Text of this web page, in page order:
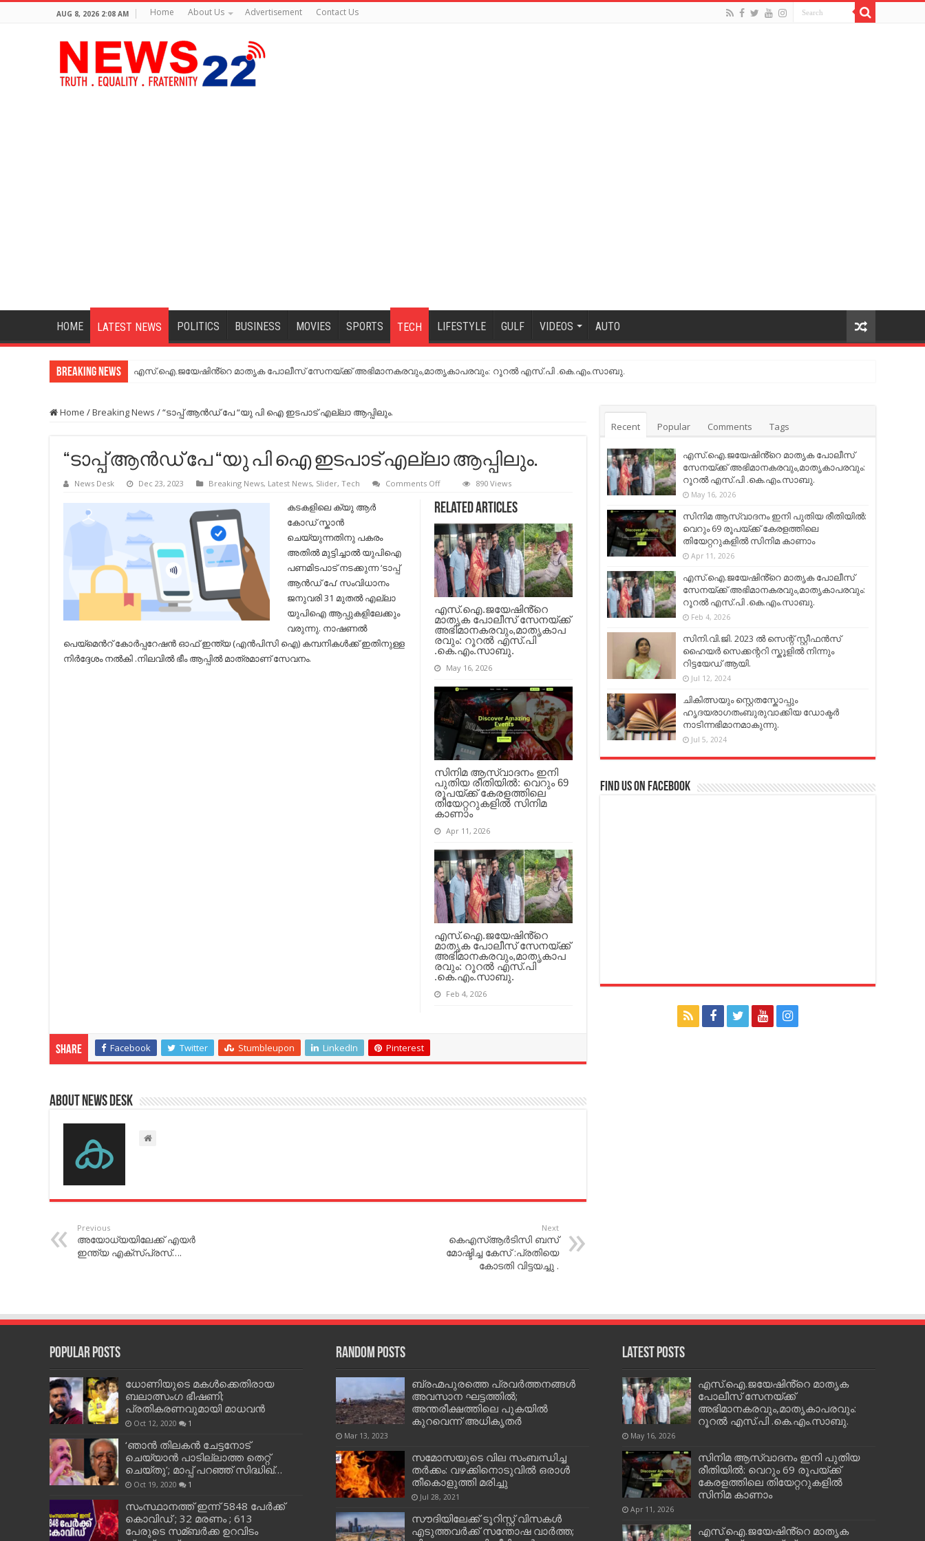
AUG 8, 2026 2:08 AM Home About Us Advertisement Contact Us
HOME LATEST NEWS POLITICS BUSINESS MOVIES SPORTS TECH LIFESTYLE GULF VIDEOS AUTO
Breaking News എസ്.ഐ.ജയേഷിൻ്റെ മാതൃക പോലീസ് സേനയ്ക്ക് അഭിമാനകരവും,മാതൃകാപരവും: റൂറൽ എസ്.പി .കെ.എം.സാബു.
Home /Breaking News /“ടാപ്പ് ആൻഡ് പേ “യു പി ഐ ഇടപാട് എല്ലാ ആപ്പിലും.
“ടാപ്പ് ആൻഡ് പേ “യു പി ഐ ഇടപാട് എല്ലാ ആപ്പിലും.
News Desk Dec 23, 2023 Breaking News, Latest News, Slider, Tech Comments Offon
ആൻഡ്
പേ
“യു
പി
ഐ
ഇടപാട്
എല്ലാ
ആപ്പിലും.
890 Views
Related Articles
എസ്.ഐ.ജയേഷിൻ്റെ
മാതൃക പോലീസ് സേനയ്ക്ക്
അഭിമാനകരവും,മാതൃകാപ
രവും: റൂറൽ എസ്.പി
.കെ.എം.സാബു.
May 16, 2026
സിനിമ ആസ്വാദനം ഇനി
പുതിയ രീതിയിൽ: വെറും 69
രൂപയ്ക്ക് കേരളത്തിലെ
തിയേറ്ററുകളിൽ സിനിമ
കാണാം
Apr 11, 2026
എസ്.ഐ.ജയേഷിൻ്റെ
മാതൃക പോലീസ് സേനയ്ക്ക്
അഭിമാനകരവും,മാതൃകാപ
രവും: റൂറൽ എസ്.പി
.കെ.എം.സാബു.
Feb 4, 2026
കടകളിലെ ക്യു ആർ
കോഡ് സ്കാൻ
ചെയ്യുന്നതിനു പകരം
അതിൽ മുട്ടിച്ചാൽ യുപിഐ
പണമിടപാട് നടക്കുന്ന ‘ടാപ്പ്
ആൻഡ് പേ’ സംവിധാനം
ജനുവരി 31 മുതൽ എല്ലാ
യുപിഐ ആപ്പുകളിലേക്കും
വരുന്നു. നാഷണൽ
പെയ്മെൻറ് കോർപ്പറേഷൻ ഓഫ് ഇന്ത്യ (എൻപിസി ഐ) കമ്പനികൾക്ക് ഇതിനുള്ള
നിർദ്ദേശം നൽകി .നിലവിൽ ഭീം ആപ്പിൽ മാത്രമാണ് സേവനം.
Share Facebook Twitter Stumbleupon LinkedIn Pinterest
About News Desk
Previous
അയോധ്യയിലേക്ക് എയർ
ഇന്ത്യ എക്സ്പ്രസ്….
Next
കെഎസ്ആർടിസി ബസ്
മോഷ്ടിച്ച കേസ് :പ്രതിയെ
കോടതി വിട്ടയച്ചു .
Recent Popular Comments Tags
എസ്.ഐ.ജയേഷിൻ്റെ മാതൃക പോലീസ്
സേനയ്ക്ക് അഭിമാനകരവും,മാതൃകാപരവും:
റൂറൽ എസ്.പി .കെ.എം.സാബു.
May 16, 2026
സിനിമ ആസ്വാദനം ഇനി പുതിയ രീതിയിൽ:
വെറും 69 രൂപയ്ക്ക് കേരളത്തിലെ
തിയേറ്ററുകളിൽ സിനിമ കാണാം
Apr 11, 2026
എസ്.ഐ.ജയേഷിൻ്റെ മാതൃക പോലീസ്
സേനയ്ക്ക് അഭിമാനകരവും,മാതൃകാപരവും:
റൂറൽ എസ്.പി .കെ.എം.സാബു.
Feb 4, 2026
സിനി.വി.ജി. 2023 ൽ സെന്റ് സ്റ്റീഫൻസ്
ഹൈയർ സെക്കന്ററി സ്കൂളിൽ നിന്നും
റിട്ടയേഡ് ആയി.
Jul 12, 2024
ചികിത്സയും സ്റ്റെതസ്കോപ്പും
ഹൃദയരാഗതംബുരുവാക്കിയ ഡോക്ടർ
നാടിന്നഭിമാനമാകുന്നു.
Jul 5, 2024
Find us on Facebook
Popular Posts
ധോണിയുടെ മകള്‍ക്കെതിരായ
ബലാത്സംഗ ഭീഷണി;
പ്രതികരണവുമായി മാധവന്‍
Oct 12, 2020 1
‘ഞാന്‍ തിലകന്‍ ചേട്ടനോട്
ചെയ്യാന്‍ പാടില്ലാത്ത തെറ്റ്
ചെയ്തു’; മാപ്പ് പറഞ്ഞ് സിദ്ധിഖ്…
Oct 19, 2020 1
സംസ്ഥാനത്ത് ഇന്ന് 5848 പേര്‍ക്ക്
കൊവി‌ഡ് ; 32 മരണം ; 613
പേരുടെ സമ്ബര്‍ക്ക ഉറവിടം
Random Posts
ബ്രഹ്മപുരത്തെ പ്രവർത്തനങ്ങൾ
അവസാന ഘട്ടത്തിൽ;
അന്തരീക്ഷത്തിലെ പുകയിൽ
കുറവെന്ന് അധികൃതർ
Mar 13, 2023
സമോസയുടെ വില സംബന്ധിച്ച
തര്‍ക്കം: വഴക്കിനൊടുവില്‍ ഒരാള്‍
തീകൊളുത്തി മരിച്ചു
Jul 28, 2021
സൗദിയിലേക്ക് ടൂറിസ്റ്റ് വിസകള്‍
എടുത്തവര്‍ക്ക് സന്തോഷ വാര്‍ത്ത;
Latest Posts
എസ്.ഐ.ജയേഷിൻ്റെ മാതൃക
പോലീസ് സേനയ്ക്ക്
അഭിമാനകരവും,മാതൃകാപരവും:
റൂറൽ എസ്.പി .കെ.എം.സാബു.
May 16, 2026
സിനിമ ആസ്വാദനം ഇനി പുതിയ
രീതിയിൽ: വെറും 69 രൂപയ്ക്ക്
കേരളത്തിലെ തിയേറ്ററുകളിൽ
സിനിമ കാണാം
Apr 11, 2026
എസ്.ഐ.ജയേഷിൻ്റെ മാതൃക